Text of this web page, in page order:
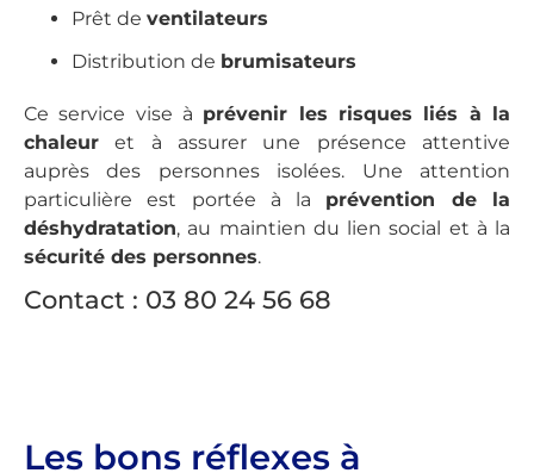
Prêt de ventilateurs
Distribution de brumisateurs
Ce service vise à prévenir les risques liés à la
chaleur et à assurer une présence attentive
auprès des personnes isolées. Une attention
particulière est portée à la prévention de la
déshydratation, au maintien du lien social et à la
sécurité des personnes.
Contact : 03 80 24 56 68
Les bons réflexes à